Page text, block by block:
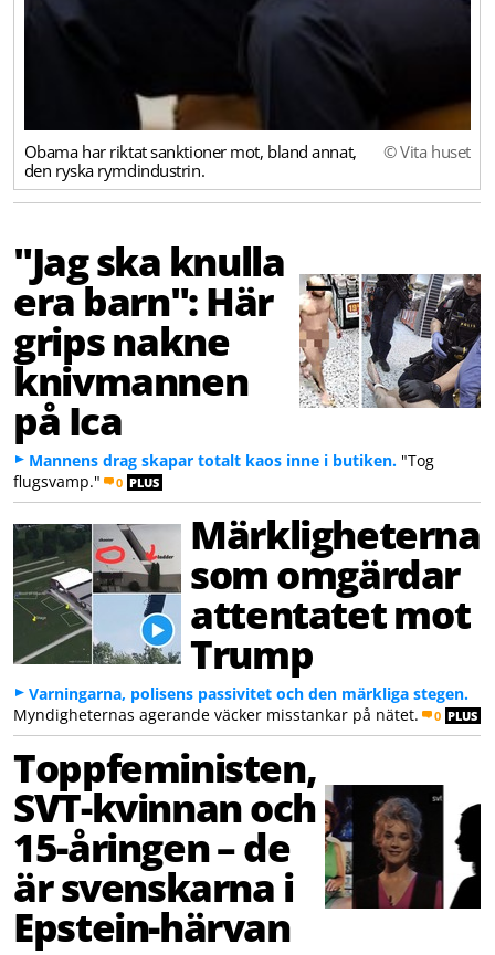
© Vita huset
Obama har riktat sanktioner mot, bland annat,
den ryska rymdindustrin.
"Jag ska knulla
era barn": Här
grips nakne
knivmannen
på Ica
Mannens drag skapar totalt kaos inne i butiken. "Tog
flugsvamp."
0 PLUS
Märkligheterna
som omgärdar
attentatet mot
Trump
Varningarna, polisens passivitet och den märkliga stegen.
Myndigheternas agerande väcker misstankar på nätet.
0 PLUS
Toppfeministen,
SVT-kvinnan och
15-åringen – de
är svenskarna i
Epstein-härvan